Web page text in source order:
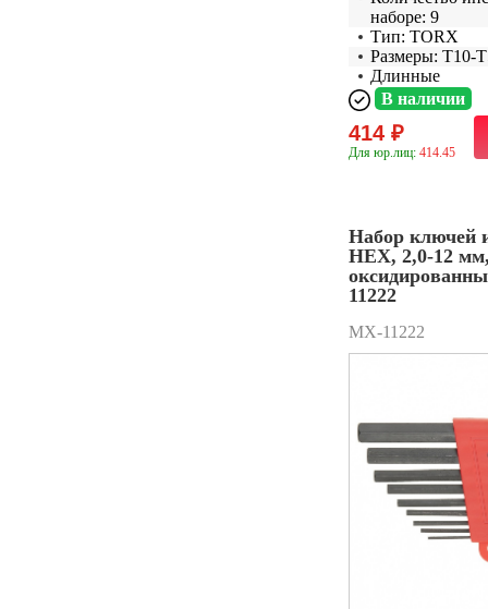
наборе: 9
Тип: TORX
Размеры: Т10-
Длинные
В наличии
414 ₽
Для юр.лиц: 414.45
Набор ключей
HEX, 2,0-12
11222
MX-11222